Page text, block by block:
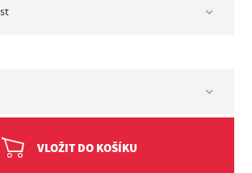
VLOŽIT DO KOŠÍKU